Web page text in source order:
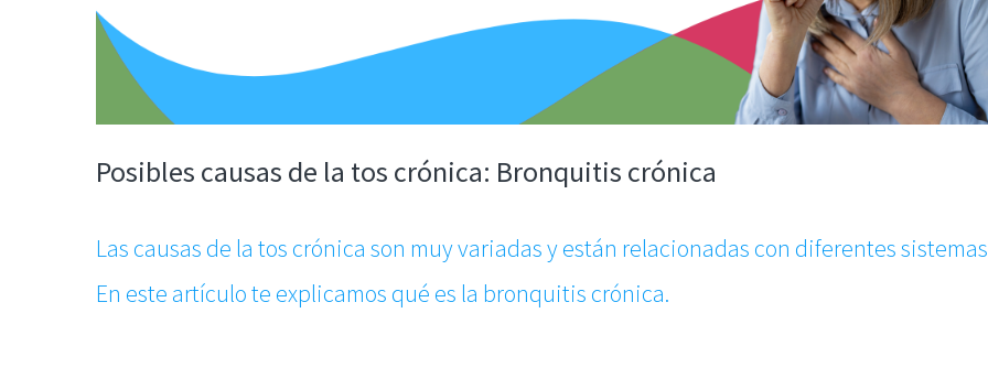
Posibles causas de la tos crónica: Bronquitis crónica
Las causas de la tos crónica son muy variadas y están relacionadas con diferentes
En este artículo te explicamos qué es la bronquitis crónica.